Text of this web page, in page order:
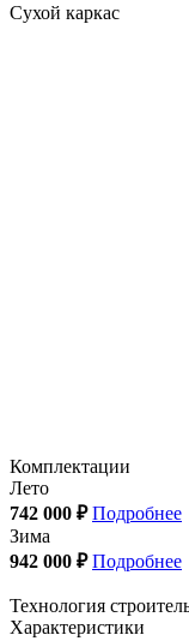
Сухой каркас
Комплектации
Лето
742 000 ₽ Подробнее
Зима
942 000 ₽ Подробнее
Технология
Характеристики